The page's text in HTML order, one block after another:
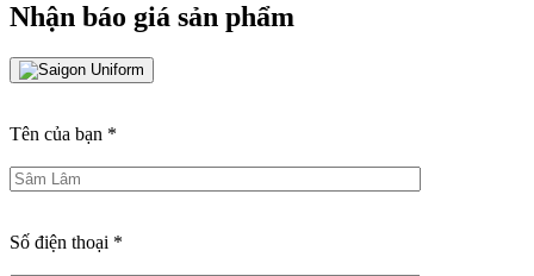
Nhận báo giá sản phẩm
Tên của bạn *
Số điện thoại *